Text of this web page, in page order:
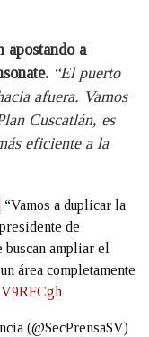
apostando a
“El puerto
afuera. Vamos
Cuscatlán, es
eficiente a la
| “Vamos a duplicar la
de
buscan ampliar el
área completamente
(@SecPrensaSV)